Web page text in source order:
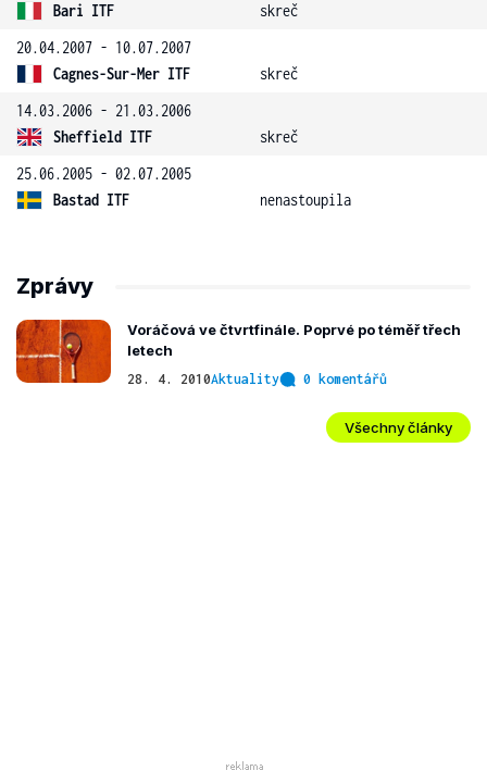
Bari ITF
skreč
20.04.2007 - 10.07.2007
Cagnes-Sur-Mer ITF
skreč
14.03.2006 - 21.03.2006
Sheffield ITF
skreč
25.06.2005 - 02.07.2005
Bastad ITF
nenastoupila
Zprávy
Voráčová ve čtvrtfinále. Poprvé po téměř třech
letech
28. 4. 2010Aktuality 0 komentářů
Všechny články